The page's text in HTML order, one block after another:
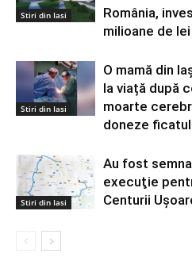
Stiri din Iasi
România,
milioane de lei
Stiri din Iasi
O mamă din
la viață după
moarte
doneze ficatul
Stiri din Iasi
Au fost
execuţie
Centurii